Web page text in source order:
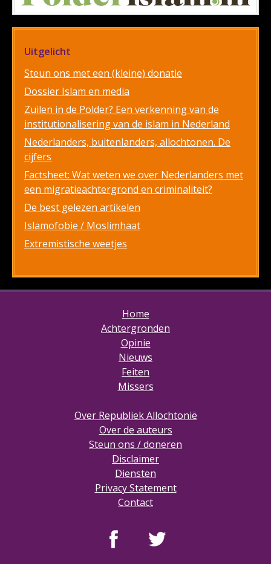
Uitgelicht
Steun ons met een (kleine) donatie
Dossier Islam en media
Zuilen in de Polder? Een verkenning van de
institutionalisering van de islam in Nederland
Nederlanders, buitenlanders, allochtonen. De
cijfers
Factsheet: Wat weten we over Nederlanders met
een migratieachtergrond en criminaliteit?
De best gelezen artikelen
Islamofobie / Moslimhaat
Extremistische weetjes
Home
Achtergronden
Opinie
Nieuws
Feiten
Missers
Over Republiek Allochtonië
Over de auteurs
Steun ons / doneren
Disclaimer
Diensten
Privacy Statement
Contact